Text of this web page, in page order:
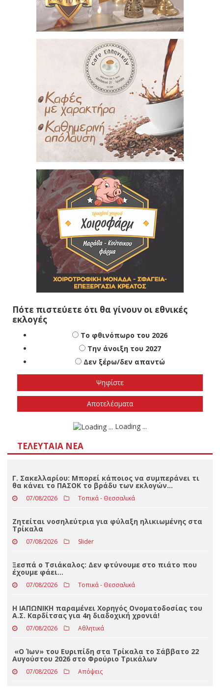
Πότε πιστεύετε ότι θα γίνουν οι εθνικές
εκλογές
Το φθινόπωρο του 2026
Την άνοιξη του 2027
Δεν ξέρω/δεν απαντώ
ΤΕΛΕΥΤΑΊΑ ΝΈΑ
Γ. Σακελλαρίου: Μπορεί κάποιος να συμπεράνει τι
θα κάνει το ΠΑΣΟΚ το βράδυ των εκλογών…
07/08/2026 Τοπικά - Θεσσαλικά
Ζητείται νοσηλεύτρια για φύλαξη ηλικιωμένης στα
Τρίκαλα
07/08/2026 Slider
Ξεσπά ο Τσιάκαλος: Δεν φτύνουμε στο πιάτο που
έχουμε φάει…
07/08/2026 Τοπικά - Θεσσαλικά
Η ΙΑΠΩΝΙΚΗ παραμένει Χορηγός Ονοματοδοσίας του
Α.Σ. Καρδίτσας για 4η διαδοχική χρονιά!
07/08/2026 Αθλητικά